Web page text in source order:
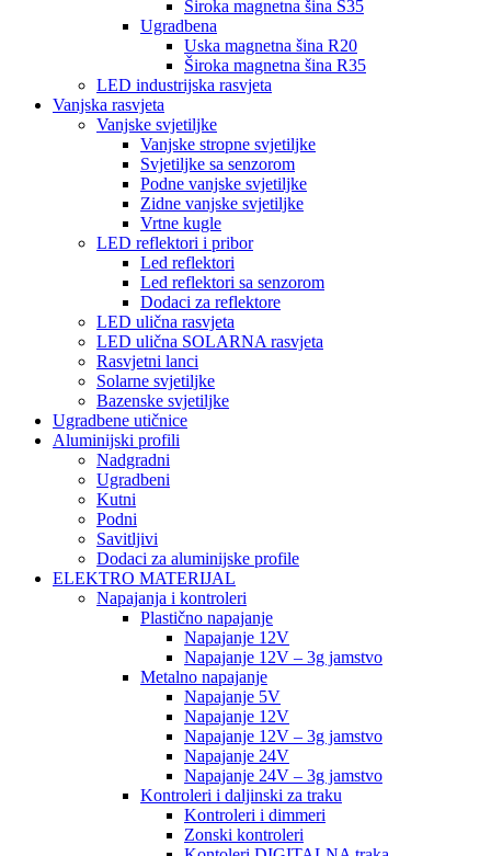
Široka magnetna šina S35
Ugradbena
Uska magnetna šina R20
Široka magnetna šina R35
LED industrijska rasvjeta
Vanjska rasvjeta
Vanjske svjetiljke
Vanjske stropne svjetiljke
Svjetiljke sa senzorom
Podne vanjske svjetiljke
Zidne vanjske svjetiljke
Vrtne kugle
LED reflektori i pribor
Led reflektori
Led reflektori sa senzorom
Dodaci za reflektore
LED ulična rasvjeta
LED ulična SOLARNA rasvjeta
Rasvjetni lanci
Solarne svjetiljke
Bazenske svjetiljke
Ugradbene utičnice
Aluminijski profili
Nadgradni
Ugradbeni
Kutni
Podni
Savitljivi
Dodaci za aluminijske profile
ELEKTRO MATERIJAL
Napajanja i kontroleri
Plastično napajanje
Napajanje 12V
Napajanje 12V – 3g jamstvo
Metalno napajanje
Napajanje 5V
Napajanje 12V
Napajanje 12V – 3g jamstvo
Napajanje 24V
Napajanje 24V – 3g jamstvo
Kontroleri i daljinski za traku
Kontroleri i dimmeri
Zonski kontroleri